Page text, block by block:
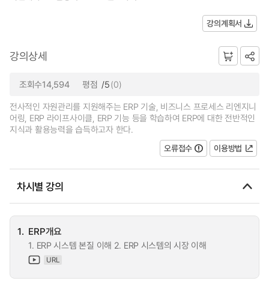
강의계획서
강의상세
조회수14,594 평점 /5(0)
전사적인 자원관리를 지원해주는 ERP 기술, 비즈니스 프로세스 리엔지니
어링, ERP 라이프사이클, ERP 기능 등을 학습하여 ERP에 대한 전반적인
지식과 활용능력을 습득하고자 한다.
오류접수
이용방법
차시별 강의
1. ERP개요
1. ERP 시스템 본질 이해 2. ERP 시스템의 시장 이해
URL